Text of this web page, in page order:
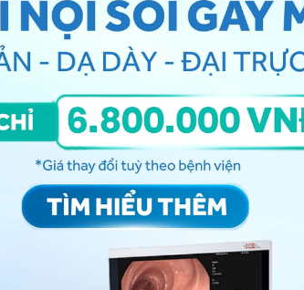
quan chặt chẽ với sự tiến triển tăng dần từ
lúc này số lượng tế bào chính giảm đi.
và tỷ lệ PGI/II có thể được sử dụng để
bệnh nhân có nguy cơ cao.
ở những người khỏe mạnh bình thường
70 ng/mL, của pepsinogen II là 7,5 ng/mL
độ Pepsinogen II là 61,9, tỷ lệ Pepsinogen
, bạn có thể đến bệnh viện thuộc